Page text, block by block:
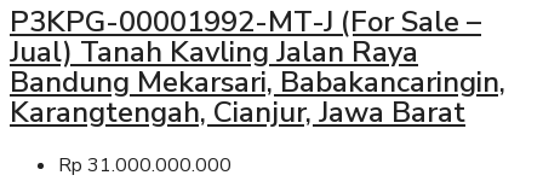
P3KPG-00001992-MT-J (For Sale –
Jual) Tanah Kavling Jalan Raya
Bandung Mekarsari, Babakancaringin,
Karangtengah, Cianjur, Jawa Barat
Rp 31.000.000.000